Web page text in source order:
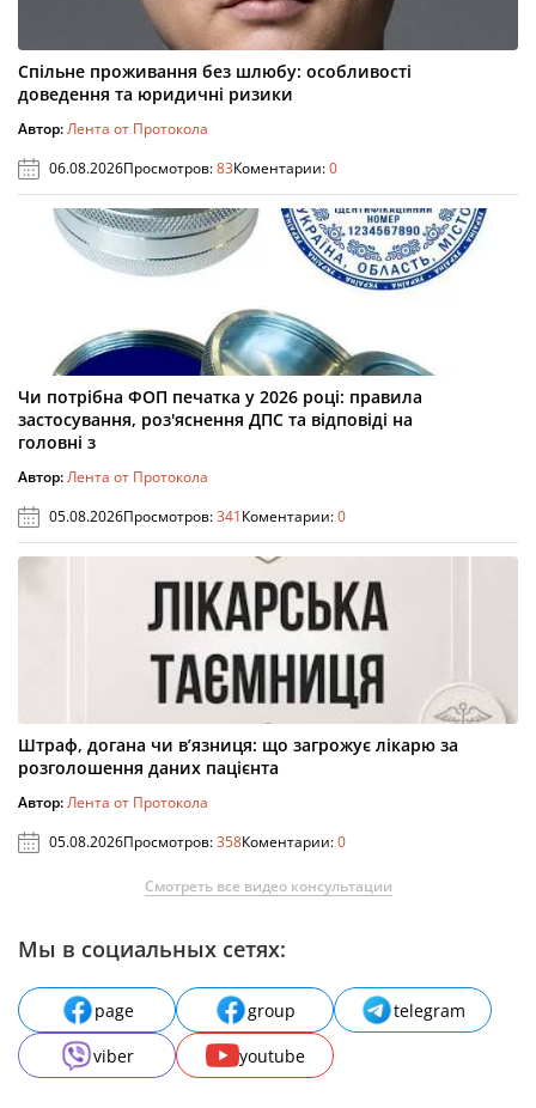
Спільне проживання без шлюбу: особливості
доведення та юридичні ризики
Автор:Лента от Протокола
06.08.2026Просмотров:83Коментарии:0
Чи потрібна ФОП печатка у 2026 році: правила
застосування, роз'яснення ДПС та відповіді на
головні з
Автор:Лента от Протокола
05.08.2026Просмотров:341Коментарии:0
Штраф, догана чи в’язниця: що загрожує лікарю за
розголошення даних пацієнта
Автор:Лента от Протокола
05.08.2026Просмотров:358Коментарии:0
Смотреть все видео консультации
Мы в социальных сетях:
page group
telegram
viber
youtube